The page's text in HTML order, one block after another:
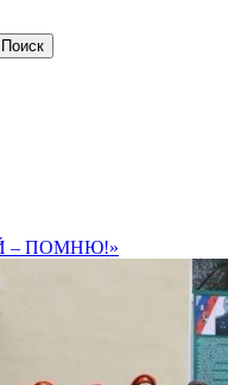
– ПОМНЮ!»